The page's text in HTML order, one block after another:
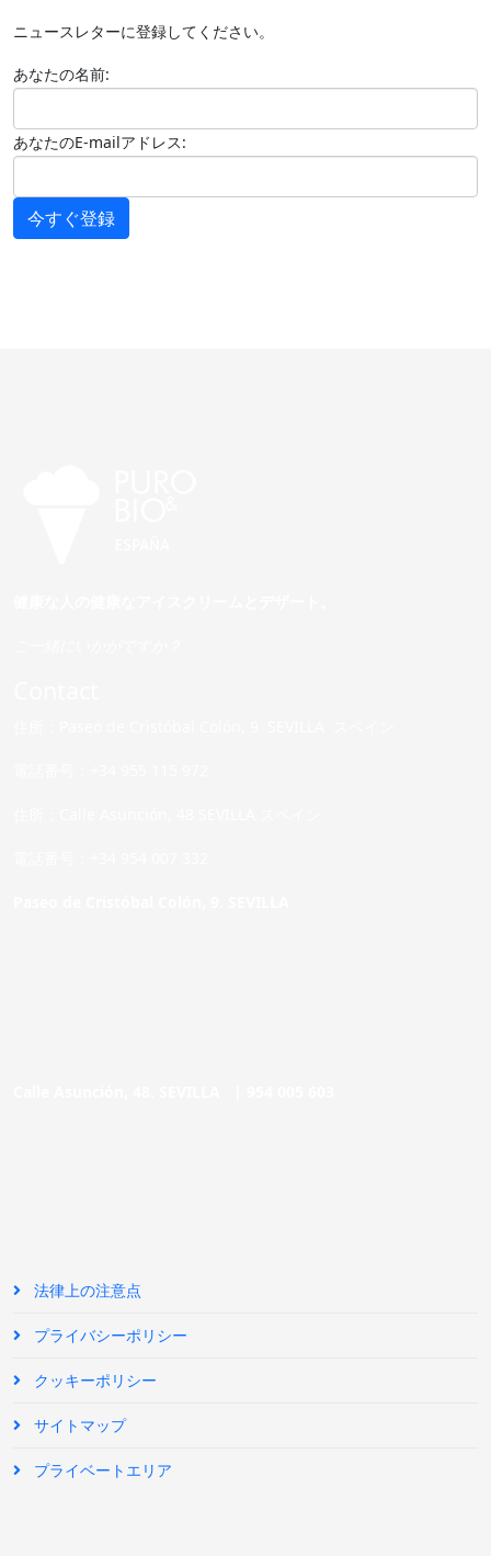
ニュースレターに登録してください。
あなたの名前:
あなたのE-mailアドレス:
今すぐ登録
法律上の注意点
プライバシーポリシー
クッキーポリシー
サイトマップ
プライベートエリア